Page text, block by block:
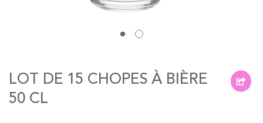
the
beginning
of
LOT DE 15 CHOPES À BIÈRE
50 CL